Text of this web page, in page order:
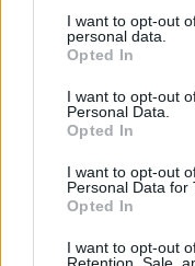
I want to opt-out
personal data.
Opted In
I want to opt-out
Personal Data.
Opted In
I want to opt-out
Personal Data for
Opted In
I want to opt-out
Retention, Sale,
113 Plazas
de 766
85%